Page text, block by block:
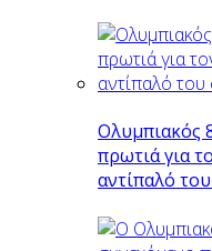
Ολυμπιακός
πρωτιά για
αντίπαλό